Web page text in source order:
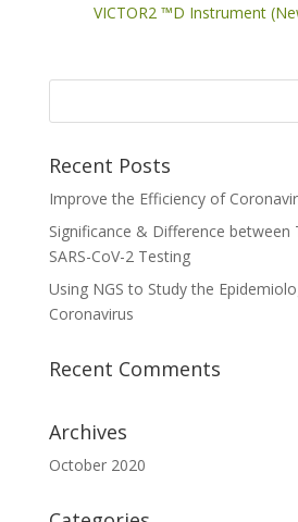
VICTOR2 ™D Instrument
Recent Posts
Improve the Efficiency of
Significance & Difference between
SARS-CoV-2 Testing
Using NGS to Study the
Coronavirus
Recent Comments
Archives
October 2020